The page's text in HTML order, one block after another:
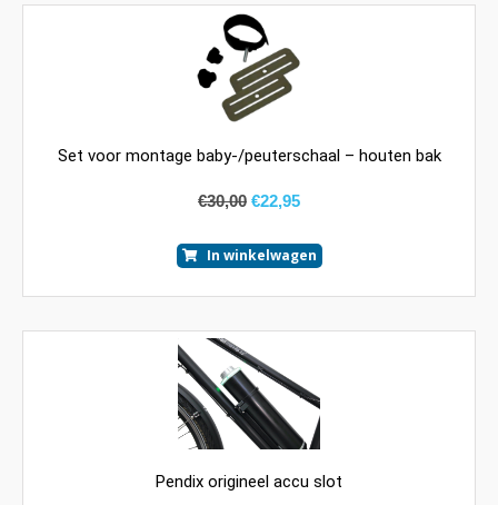
Set voor montage baby-/peuterschaal – houten bak
€30,00 €22,95
In winkelwagen
Pendix origineel accu slot